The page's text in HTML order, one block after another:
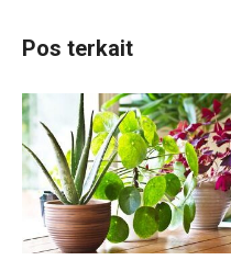
Pos terkait